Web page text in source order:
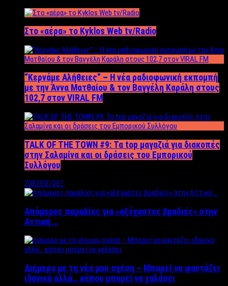
Στο «αέρα» το Kyklos Web tv/Radio
“Kερνάμε Αλήθειες” – Η νέα ραδιοφωνική εκπομπή
με την Άννα Ματθαίου & τον Βαγγέλη Καράλη στους
102,7 στον VIRAL FM
TALK OF THE TOWN #9: Τα top μαγαζιά για διακοπές
στην Σαλαμίνα και οι δράσεις του Εμπορικού
Συλλόγου
ΣΧΕΣΕΙΣ/ΣΕΞ
Απόμερες παραλίες για «αξέχαστες βραδιές» στην
Αττική …
Διήμερο με τη νέα μου σχέση – Μπορεί να φαντάζει
ιδανικό αλλά… κάπου μπορεί να χαλάσει